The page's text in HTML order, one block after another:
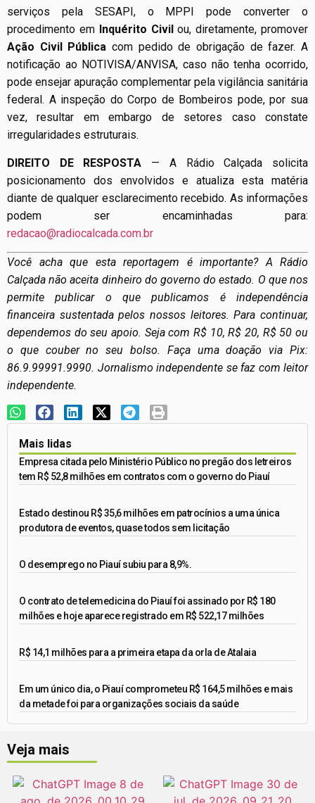
serviços pela SESAPI, o MPPI pode converter o
procedimento em Inquérito Civil ou, diretamente, promover
Ação Civil Pública com pedido de obrigação de fazer. A
notificação ao NOTIVISA/ANVISA, caso não tenha ocorrido,
pode ensejar apuração complementar pela vigilância sanitária
federal. A inspeção do Corpo de Bombeiros pode, por sua
vez, resultar em embargo de setores caso constate
irregularidades estruturais.
DIREITO DE RESPOSTA — A Rádio Calçada solicita
posicionamento dos envolvidos e atualiza esta matéria
diante de qualquer esclarecimento recebido. As informações
podem ser encaminhadas para:
redacao@radiocalcada.com.br
Você acha que esta reportagem é importante? A Rádio
Calçada não aceita dinheiro do governo do estado. O que nos
permite publicar o que publicamos é independência
financeira sustentada pelos nossos leitores. Para continuar,
dependemos do seu apoio. Seja com R$ 10, R$ 20, R$ 50 ou
o que couber no seu bolso. Faça uma doação via Pix:
86.9.99991.9990. Jornalismo independente se faz com leitor
independente.
Mais lidas
Empresa citada pelo Ministério Público no pregão dos letreiros
tem R$ 52,8 milhões em contratos com o governo do Piauí
Estado destinou R$ 35,6 milhões em patrocínios a uma única
produtora de eventos, quase todos sem licitação
O desemprego no Piauí subiu para 8,9%.
O contrato de telemedicina do Piauí foi assinado por R$ 180
milhões e hoje aparece registrado em R$ 522,17 milhões
R$ 14,1 milhões para a primeira etapa da orla de Atalaia
Em um único dia, o Piauí comprometeu R$ 164,5 milhões e mais
da metade foi para organizações sociais da saúde
Veja mais